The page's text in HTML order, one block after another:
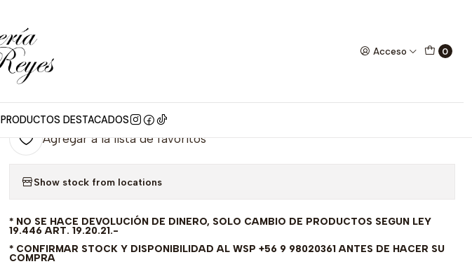
Acceso 0
PRODUCTOS DESTACADOS
|
Anillo de Oro Blanco 18 kilates - Circones -
A2903W
Agregar a la lista de favoritos
Show stock from locations
* NO SE HACE DEVOLUCIÓN DE DINERO, SOLO CAMBIO DE PRODUCTOS SEGUN LEY
19.446 ART. 19.20.21.-
* CONFIRMAR STOCK Y DISPONIBILIDAD AL WSP +56 9 98020361 ANTES DE HACER SU
COMPRA